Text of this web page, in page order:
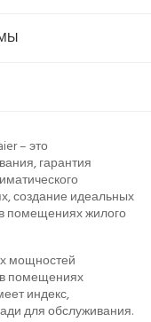
– это
гарантия
создание идеальных
помещениях жилого
мощностей
помещениях
индекс,
для обслуживания.